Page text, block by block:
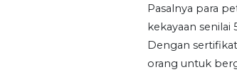
Pasalnya para
kekayaan
Dengan
orang untuk